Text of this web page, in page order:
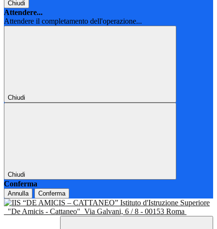
Chiudi
Attendere...
Attendere il completamento dell'operazione...
Chiudi
Chiudi
Conferma
Annulla Conferma
Istituto d'Istruzione Superiore
"De Amicis - Cattaneo" Via Galvani, 6 / 8 - 00153 Roma